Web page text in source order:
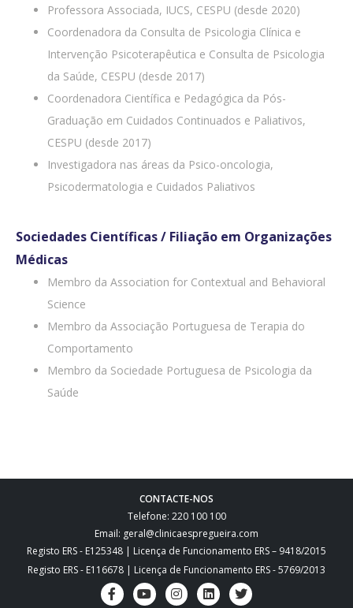
Professora Associada, IUCS, CESPU (desde 2020)
Coordenadora da Consulta de Psicologia Clínica e
Intervenção Psicoterapêutica e Consulta de Psicologia
da Saúde, CESPU (desde 2017)
Coordenadora Científica e Pedagógica da Pós-
Graduação em Cuidados Continuados e Paliativos,
CESPU (desde 2017)
Investigadora nas áreas da Psico-oncologia,
Psicodermatologia e Cuidados Paliativos
Sociedades Científicas / Filiação em Organizações
Médicas
Membro da Association for Contextual and Behavioral
Science
Membro da Associação Portuguesa de Terapia do
Comportamento
Membro da Sociedade Portuguesa de Psicologia da
Saúde
CONTACTE-NOS
Telefone: 220 100 100
Email: geral@clinicaespregueira.com
Registo ERS - E125348 | Licença de Funcionamento ERS – 9418/2015
Registo ERS - E116678 | Licença de Funcionamento ERS - 5769/2013